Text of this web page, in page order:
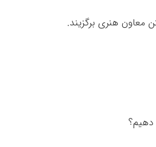
معاون هنری برگزیند.